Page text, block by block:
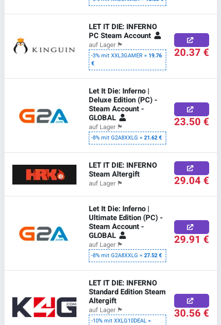
LET IT DIE: INFERNO
PC Steam Account
auf Lager 🏴
-3% mit XXL3GAMER =19.76
€
20.37 €
Let It Die: Inferno |
Deluxe Edition (PC) -
Steam Account -
GLOBAL
auf Lager 🏴
-8% mit G2A8XXLG =21.62 €
23.50 €
LET IT DIE: INFERNO
Steam Altergift
auf Lager 🏴 29.04 €
Let It Die: Inferno |
Ultimate Edition (PC) -
Steam Account -
GLOBAL
auf Lager 🏴
-8% mit G2A8XXLG =27.52 €
29.91 €
LET IT DIE: INFERNO
Standard Edition Steam
Altergift
auf Lager 🏴
-10% mit XXLG10DEAL =
30.56 €